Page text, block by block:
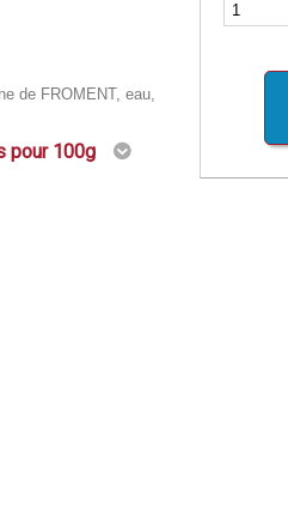
de FROMENT, eau,
pour 100g